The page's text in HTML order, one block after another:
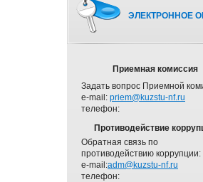
ЭЛЕКТРОННОЕ
Приемная комиссия
Задать вопрос Приемной
e-mail: priem@kuzstu-nf.ru
телефон:
Противодействие
Обратная связь по
противодействию коррупции:
e-mail:adm@kuzstu-nf.ru
телефон: